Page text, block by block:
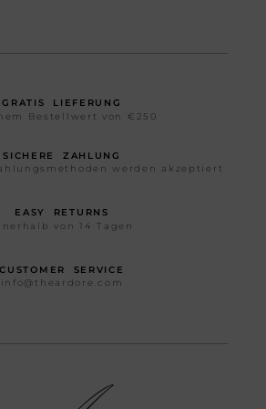
GRATIS LIEFERUNG
Bestellwert von €250
SICHERE ZAHLUNG
werden akzeptiert
EASY RETURNS
von 14 Tagen
CUSTOMER SERVICE
info@theardore.com